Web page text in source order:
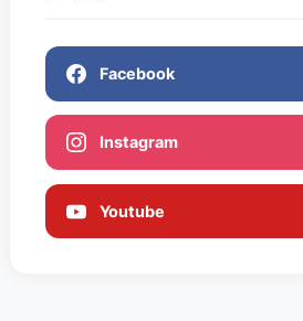
Facebook
Instagram
Youtube